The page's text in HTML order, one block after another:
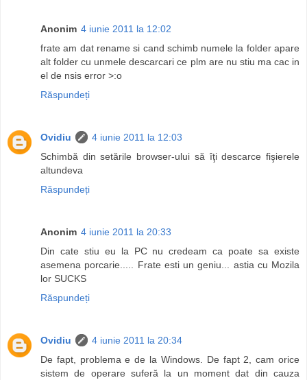
Anonim 4 iunie 2011 la 12:02
frate am dat rename si cand schimb numele la folder apare
alt folder cu unmele descarcari ce plm are nu stiu ma cac in
el de nsis error >:o
Răspundeți
Ovidiu
4 iunie 2011 la 12:03
Schimbă din setările browser-ului să îţi descarce fişierele
altundeva
Răspundeți
Anonim 4 iunie 2011 la 20:33
Din cate stiu eu la PC nu credeam ca poate sa existe
asemena porcarie..... Frate esti un geniu... astia cu Mozila
lor SUCKS
Răspundeți
Ovidiu
4 iunie 2011 la 20:34
De fapt, problema e de la Windows. De fapt 2, cam orice
sistem de operare suferă la un moment dat din cauza